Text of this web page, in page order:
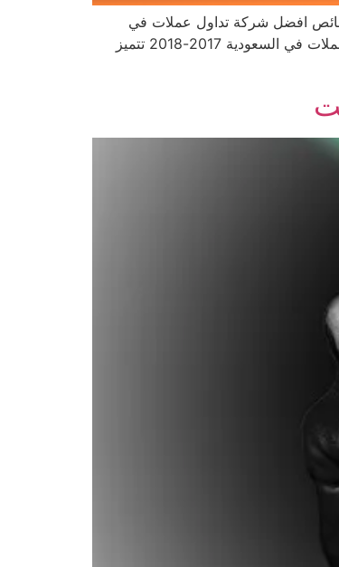
افضل شركة تداول عملات في
السعودية. لماذا تعتبر شركة Ads-securities افضل شركة تداول عملات في السعودية و الخليج العربي. خصائص افضل شركة تداول عملات في السعودية 2017-2018 تتميز